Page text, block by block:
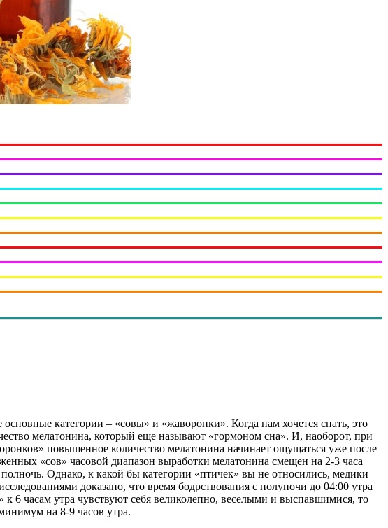
категории – «совы» и «жаворонки». Когда нам хочется спать, это
мелатонина, который еще называют «гормоном сна». И, наоборот, при
повышенное количество мелатонина начинает ощущаться уже после
«сов» часовой диапазон выработки мелатонина смещен на 2-3 часа
Однако, к какой бы категории «птичек» вы не относились, медики
доказано, что время бодрствования с полуночи до 04:00 утра
6 часам утра чувствуют себя великолепно, веселыми и выспавшимися, то
на 8-9 часов утра.